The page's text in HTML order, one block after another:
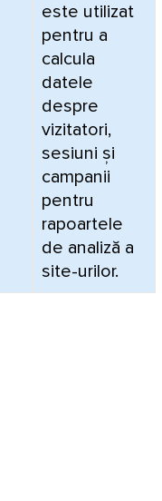
este utilizat
pentru a
calcula
datele
despre
vizitatori,
sesiuni și
campanii
pentru
rapoartele
de analiză a
site-urilor.